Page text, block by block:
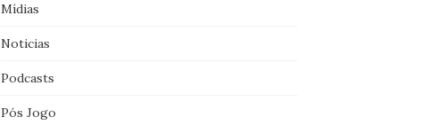
Mídias
Noticias
Podcasts
Pós Jogo